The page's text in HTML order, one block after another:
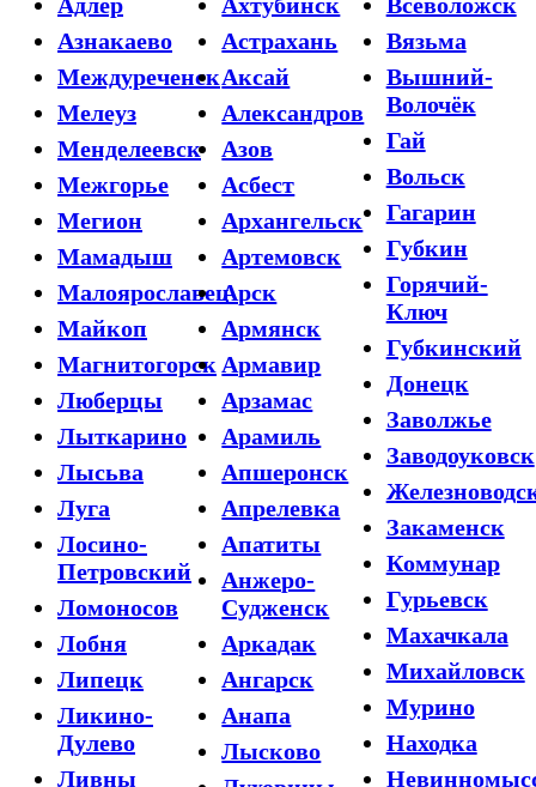
Азнакаево
Междуреченск
Мелеуз
Менделеевск
Межгорье
Мегион
Мамадыш
Малоярославец
Майкоп
Магнитогорск
Люберцы
Лыткарино
Лысьва
Луга
Лосино-
Петровский
Ломоносов
Лобня
Липецк
Ликино-
Дулево
Ливны
Астрахань
Аксай
Александров
Азов
Асбест
Архангельск
Артемовск
Арск
Армянск
Армавир
Арзамас
Арамиль
Апшеронск
Апрелевка
Апатиты
Анжеро-
Судженск
Аркадак
Ангарск
Анапа
Лысково
Вязьма
Вышний-
Волочёк
Гай
Вольск
Гагарин
Губкин
Горячий-
Ключ
Губкинский
Донецк
Заволжье
Заводоуковск
Закаменск
Коммунар
Гурьевск
Махачкала
Михайловск
Мурино
Находка